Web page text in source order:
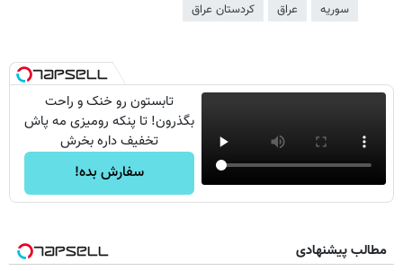
سوریه عراق کردستان عراق
تابستون رو خنک و راحت
بگذرون! تا پنکه رومیزی مه پاش
تخفیف داره بخرش
سفارش بده!
مطالب پیشنهادی